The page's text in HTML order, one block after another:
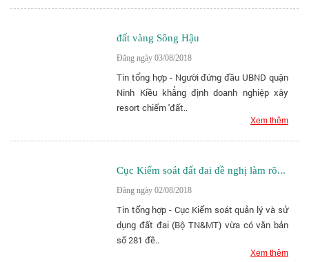
đất vàng Sông Hậu
Đăng ngày 03/08/2018
Tin tổng hợp - Người đứng đầu UBND quận
Ninh Kiều khẳng định doanh nghiệp xây
resort chiếm 'đất..
Xem thêm
Cục Kiểm soát đất đai đề nghị làm rõ...
Đăng ngày 02/08/2018
Tin tổng hợp - Cục Kiểm soát quản lý và sử
dụng đất đai (Bộ TN&MT) vừa có văn bản
số 281 đề..
Xem thêm